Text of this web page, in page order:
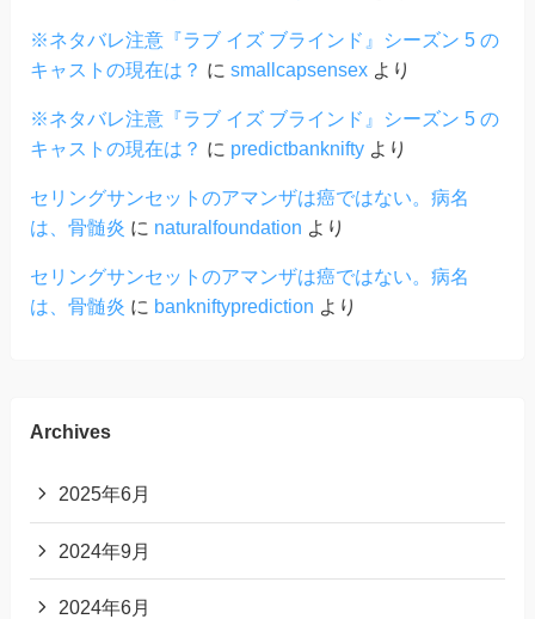
※ネタバレ注意『ラブ イズ ブラインド』シーズン 5 の
キャストの現在は？ に smallcapsensexより
※ネタバレ注意『ラブ イズ ブラインド』シーズン 5 の
キャストの現在は？ に predictbankniftyより
セリングサンセットのアマンザは癌ではない。病名
は、骨髄炎 に naturalfoundation より
セリングサンセットのアマンザは癌ではない。病名
は、骨髄炎 に bankniftyprediction より
Archives
2025年6月
2024年9月
2024年6月